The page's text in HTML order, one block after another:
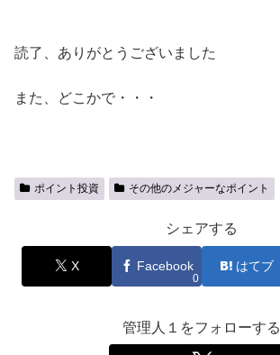
読了、ありがとうございました
また、どこかで・・・
ポイント投資 その他のメジャーなポイント
シェアする
X Facebook
0
はてブ
管理人１をフォローする